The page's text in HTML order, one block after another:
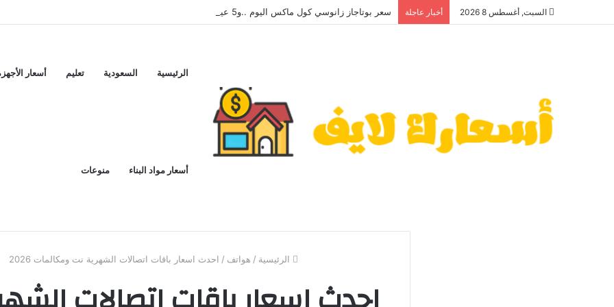
السبت, أغسطس 8 2026 أخبار عاجلة سعر بوتاجاز زانوسي كول ماكس اليوم ..و5 عيوب
الرئيسية السعودية تعليم أسعار
أسعار مواد البناء منوعات
الرئيسية / هواتف / احدث اسعار باقات اتصالات الشهرية نت ومكالمات 2026